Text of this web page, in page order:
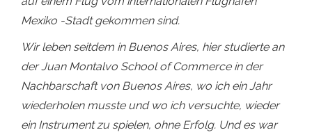
Mexiko -Stadt gekommen sind.
Wir leben seitdem in Buenos Aires, hier studierte an
der Juan Montalvo School of Commerce in der
Nachbarschaft von Buenos Aires, wo ich ein Jahr
wiederholen musste und wo ich versuchte, wieder
ein Instrument zu spielen, ohne Erfolg. Und es war